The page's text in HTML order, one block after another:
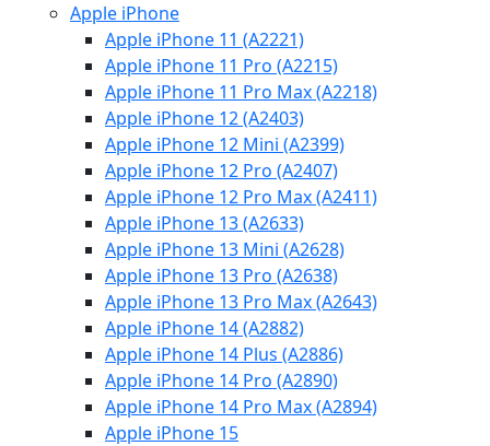
Apple iPhone
Apple iPhone 11 (A2221)
Apple iPhone 11 Pro (A2215)
Apple iPhone 11 Pro Max (A2218)
Apple iPhone 12 (A2403)
Apple iPhone 12 Mini (A2399)
Apple iPhone 12 Pro (A2407)
Apple iPhone 12 Pro Max (A2411)
Apple iPhone 13 (A2633)
Apple iPhone 13 Mini (A2628)
Apple iPhone 13 Pro (A2638)
Apple iPhone 13 Pro Max (A2643)
Apple iPhone 14 (A2882)
Apple iPhone 14 Plus (A2886)
Apple iPhone 14 Pro (A2890)
Apple iPhone 14 Pro Max (A2894)
Apple iPhone 15